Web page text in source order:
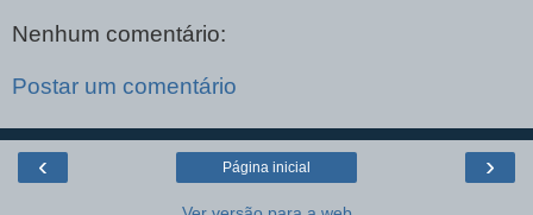
Nenhum comentário:
Postar um comentário
‹ ›
Página inicial